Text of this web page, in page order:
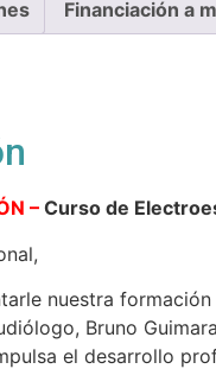
Financiación a
– Curso de
nuestra
Bruno
el desarrollo